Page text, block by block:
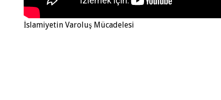
İslamiyetin Varoluş Mücadelesi